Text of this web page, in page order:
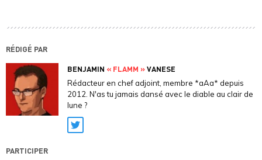
RÉDIGÉ PAR
BENJAMIN « FLAMM »VANESE
Rédacteur en chef adjoint, membre *aAa* depuis
2012. N'as tu jamais dansé avec le diable au clair de
lune ?
Twitter
PARTICIPER